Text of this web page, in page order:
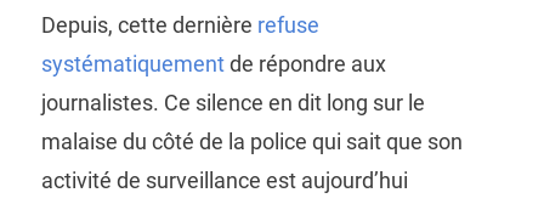
Depuis, cette dernière refuse
systématiquementde répondre aux
journalistes. Ce silence en dit long sur le
malaise du côté de la police qui sait que son
activité de surveillance est aujourd’hui